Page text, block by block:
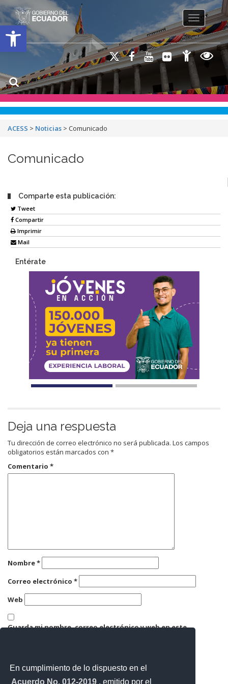
En cumplimiento de lo dispuesto en el
Acuerdo No. 012-2019 , emitido por el
Open toolbar
Toggle
ACESS > Noticias > Comunicado
Comunicado
Comparte esta publicación:
Tweet
Compartir
Imprimir
Mail
Entérate
Deja una respuesta
Tu dirección de correo electrónico no será publicada. Los campos
obligatorios están marcados con *
Comentario *
Nombre*
Correo electrónico *
Web
Guarda mi nombre, correo electrónico y web en este